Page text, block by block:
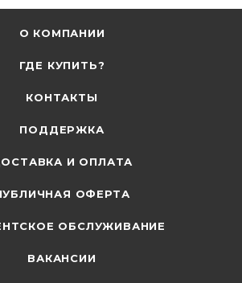
О КОМПАНИИ
ГДЕ КУПИТЬ?
КОНТАКТЫ
ПОДДЕРЖКА
И ОПЛАТА
ОФЕРТА
ОБСЛУЖИВАНИЕ
ВАКАНСИИ